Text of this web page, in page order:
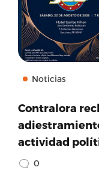
Noticias
Contralora
actividad
0